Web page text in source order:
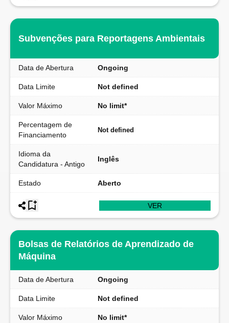
Subvenções para Reportagens Ambientais
Data de Abertura Ongoing
Data Limite Not defined
Valor Máximo No limit*
Percentagem de
Financiamento
Not defined
Idioma da
Candidatura - Antigo
Inglês
Estado Aberto
VER
Bolsas de Relatórios de Aprendizado de
Máquina
Data de Abertura Ongoing
Data Limite Not defined
Valor Máximo No limit*